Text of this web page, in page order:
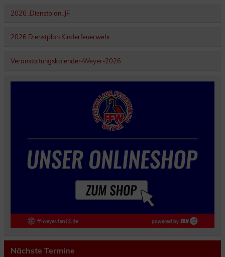
2026_Dienstplan_JF
2026 Dienstplan Kinderfeuerwehr
Veranstaltungskalender-Weyer-2026
Nächste Termine